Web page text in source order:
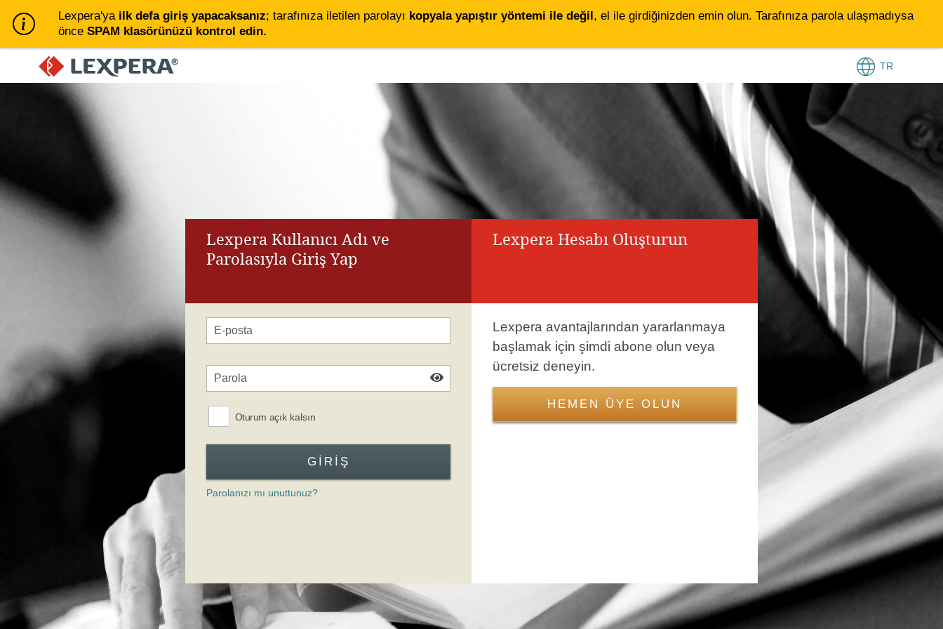
Lexpera'ya ilk defa giriş yapacaksanız; tarafınıza iletilen parolayı kopyala yapıştır yöntemi ile değil, el ile girdiğinizden emin olun. Tarafınıza parola ulaşmadıysa
önce SPAM klasörünüzü kontrol edin.
TR
Giriş Formuna Atla
Lexpera Kullanıcı Adı ve
Parolasıyla Giriş Yap
Oturum açık kalsın
GIRIŞ
Parolanızı mı unuttunuz?
Lexpera Hesabı Oluşturun
Lexpera avantajlarından yararlanmaya
başlamak için şimdi abone olun veya
ücretsiz deneyin.
HEMEN ÜYE OLUN